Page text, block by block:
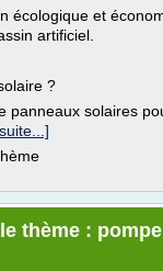
écologique et
artificiel.
?
panneaux solaires
thème :